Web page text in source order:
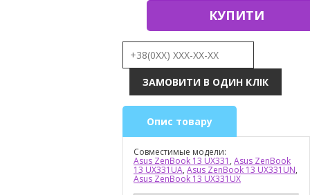
КУПИТИ
Опис товару
Совместимые модели:
Asus ZenBook 13 UX331 , Asus ZenBook
13 UX331UA, Asus ZenBook 13 UX331UN,
Asus ZenBook 13 UX331UX